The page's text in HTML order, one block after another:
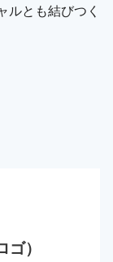
ルとも結びつく
）